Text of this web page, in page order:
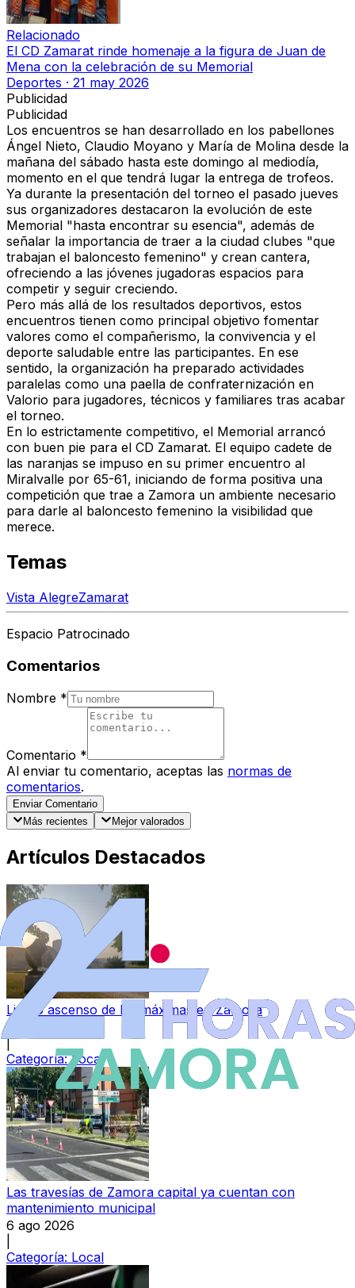
Relacionado
El CD Zamarat rinde homenaje a la figura de Juan de
Mena con la celebración de su Memorial
Deportes · 21 may 2026
Publicidad
Publicidad
Los encuentros se han desarrollado en los pabellones
Ángel Nieto, Claudio Moyano y María de Molina desde la
mañana del sábado hasta este domingo al mediodía,
momento en el que tendrá lugar la entrega de trofeos.
Ya durante la presentación del torneo el pasado jueves
sus organizadores destacaron la evolución de este
Memorial "hasta encontrar su esencia", además de
señalar la importancia de traer a la ciudad clubes "que
trabajan el baloncesto femenino" y crean cantera,
ofreciendo a las jóvenes jugadoras espacios para
competir y seguir creciendo.
Pero más allá de los resultados deportivos, estos
encuentros tienen como principal objetivo fomentar
valores como el compañerismo, la convivencia y el
deporte saludable entre las participantes. En ese
sentido, la organización ha preparado actividades
paralelas como una paella de confraternización en
Valorio para jugadores, técnicos y familiares tras acabar
el torneo.
En lo estrictamente competitivo, el Memorial arrancó
con buen pie para el CD Zamarat. El equipo cadete de
las naranjas se impuso en su primer encuentro al
Miralvalle por 65-61, iniciando de forma positiva una
competición que trae a Zamora un ambiente necesario
para darle al baloncesto femenino la visibilidad que
merece.
Temas
Vista AlegreZamarat
Espacio Patrocinado
Comentarios
Nombre *
Comentario *
Al enviar tu comentario, aceptas las normas de
comentarios.
Enviar Comentario
Más recientes
Mejor valorados
Artículos Destacados
Ligero ascenso de las máximas en Zamora
6 ago 2026
|
Categoría:Local
Las travesías de Zamora capital ya cuentan con
mantenimiento municipal
6 ago 2026
Categoría: Local